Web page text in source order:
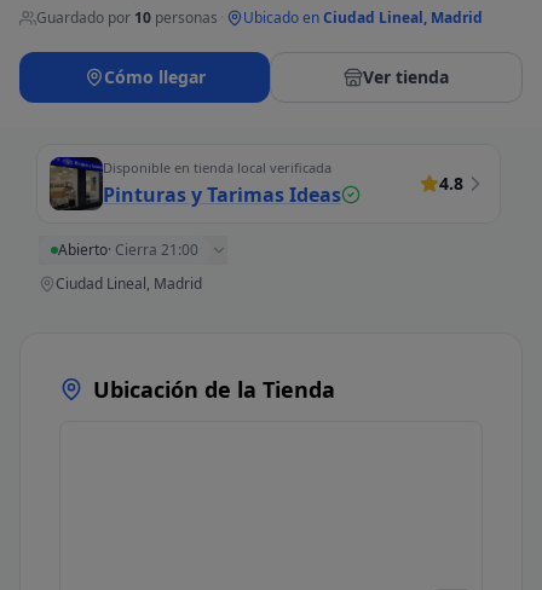
Guardado por 10 personas Ubicado enCiudad Lineal, Madrid
Cómo llegar Ver tienda
Disponible en tienda local verificada
Pinturas y Tarimas Ideas 4.8
Abierto· Cierra 21:00
Ciudad Lineal, Madrid
Ubicación de la Tienda